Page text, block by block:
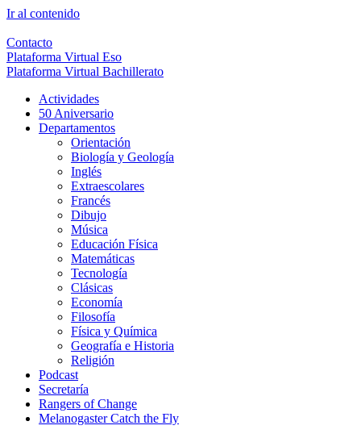
Ir al contenido
Contacto
Plataforma Virtual Eso
Plataforma Virtual Bachillerato
Actividades
50 Aniversario
Departamentos
Orientación
Biología y Geología
Inglés
Extraescolares
Francés
Dibujo
Música
Educación Física
Matemáticas
Tecnología
Clásicas
Economía
Filosofía
Física y Química
Geografía e Historia
Religión
Podcast
Secretaría
Rangers of Change
Melanogaster Catch the Fly